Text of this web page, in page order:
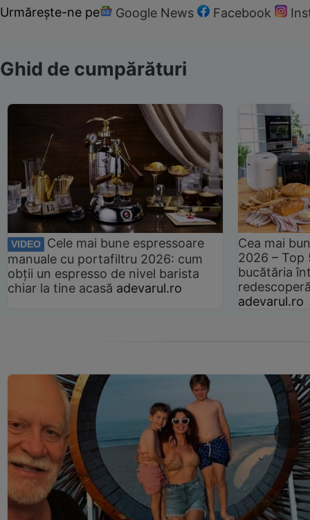
Urmărește-ne pe Google News Facebook
Ghid de cumpărături
VIDEO
Cele mai bune espressoare
manuale cu portafiltru 2026: cum
obții un espresso de nivel barista
chiar la tine acasă adevarul.ro
Cea mai
2026 –
bucătăria
adevarul.ro